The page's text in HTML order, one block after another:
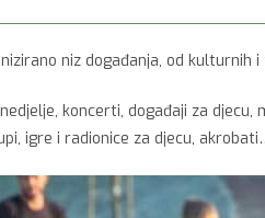
niz događanja, od kulturnih
koncerti, događaji za djecu,
igre i radionice za djecu,